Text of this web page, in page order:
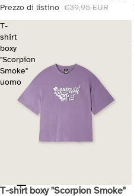
Prezzo di listino €39,95 EUR
T-
shirt
boxy
"Scorpion
Smoke"
uomo
Saldi
T-shirt boxy "Scorpion Smoke"